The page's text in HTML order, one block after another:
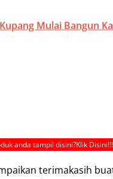
Mulai Bangun
anda tampil disini?Klik Disini!!!
terimakasih